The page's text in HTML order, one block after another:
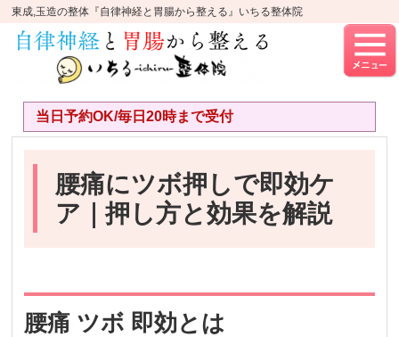
東成,玉造の整体『自律神経と胃腸から整える』いちる整体院
当日予約OK/毎日20時まで受付
腰痛にツボ押しで即効ケ
ア｜押し方と効果を解説
腰痛 ツボ 即効とは